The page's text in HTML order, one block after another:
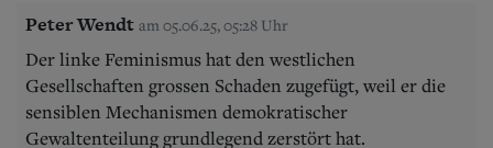
Peter Wendt am 05.06.25, 05:28 Uhr
Der linke Feminismus hat den westlichen
Gesellschaften grossen Schaden zugefügt, weil er die
sensiblen Mechanismen demokratischer
Gewaltenteilung grundlegend zerstört hat.